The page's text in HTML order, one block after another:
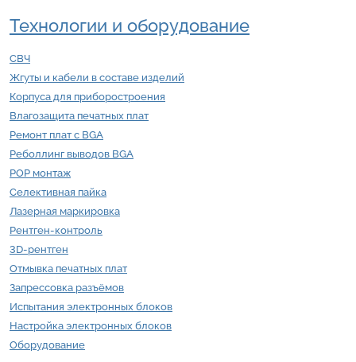
Технологии и оборудование
СВЧ
Жгуты и кабели в составе изделий
Корпуса для приборостроения
Влагозащита печатных плат
Ремонт плат с BGA
Реболлинг выводов BGA
POP монтаж
Селективная пайка
Лазерная маркировка
Рентген-контроль
3D-рентген
Отмывка печатных плат
Запрессовка разъёмов
Испытания электронных блоков
Настройка электронных блоков
Оборудование